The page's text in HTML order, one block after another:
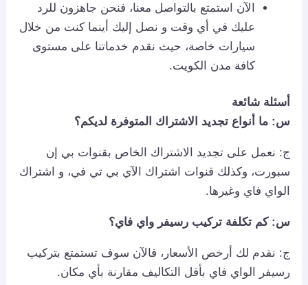
الآن استمتع بالتواصل معنا، فنحن جاهزون للرد
عليك في أي وقت و نصل إليك أينما كنت من خلال
سيارات خاصة، حيث نقدم خدماتنا على مستوى
كافة مدن الكويت.
أسئلة شائعة
س: ما أنواع تجديد الاشتراك المتوفرة لديكم؟
ج: نعمل على تجديد الاشتراك الخاص بقنوات بي إن
سبورت، وكذلك قنوات اشتراك الآي بي تي في، و اشتراك
الواي فاي وغيرها.
س: كم تكلفة تركيب رسيفر واي فاي؟
ج: نقدم لك أرخص الأسعار، فالآن سوف تستمتع بتركيب
رسيفر الواي فاي بأقل التكاليف مقارنة بأي مكان.